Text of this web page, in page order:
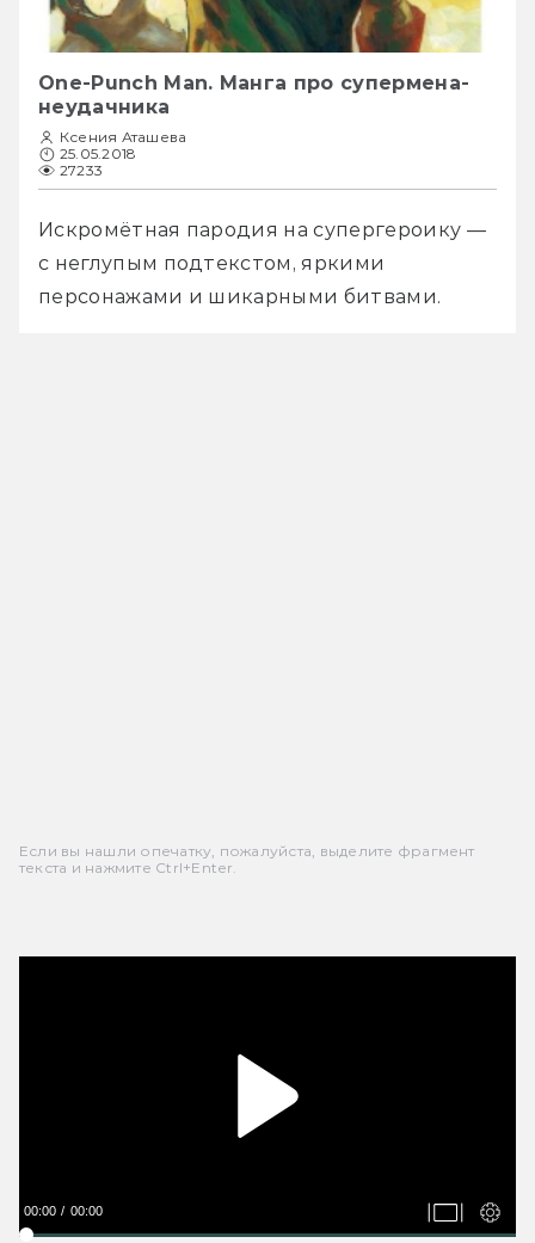
One-Punch Man. Манга про супермена-
неудачника
Ксения Аташева
25.05.2018
27233
Искромётная пародия на супергероику —
с неглупым подтекстом, яркими
персонажами и шикарными битвами.
Если вы нашли опечатку, пожалуйста, выделите фрагмент
текста и нажмите Ctrl+Enter.
00:00 00:00